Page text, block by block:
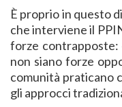
È proprio in questo
che interviene il
forze contrapposte:
non siano forze
comunità praticano
gli approcci